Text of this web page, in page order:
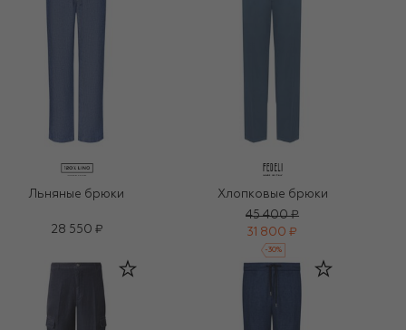
Льняные брюки
28 550 ₽
Хлопковые брюки
45 400 ₽
31 800 ₽
-30%